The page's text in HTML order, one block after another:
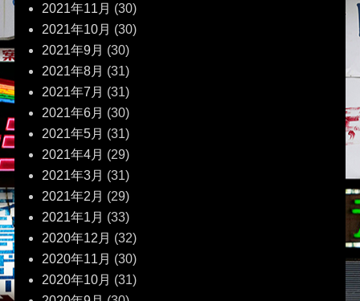
2021年11月 (30)
2021年10月 (30)
2021年9月 (30)
2021年8月 (31)
2021年7月 (31)
2021年6月 (30)
2021年5月 (31)
2021年4月 (29)
2021年3月 (31)
2021年2月 (29)
2021年1月 (33)
2020年12月 (32)
2020年11月 (30)
2020年10月 (31)